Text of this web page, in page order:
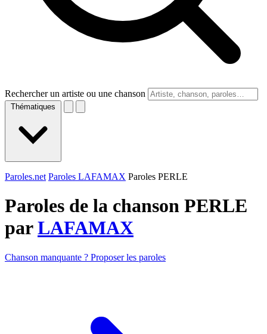
Rechercher un artiste ou une chanson
Thématiques
Paroles.net Paroles LAFAMAX Paroles PERLE
Paroles de la chanson PERLE
parLAFAMAX
Chanson manquante ? Proposer les paroles